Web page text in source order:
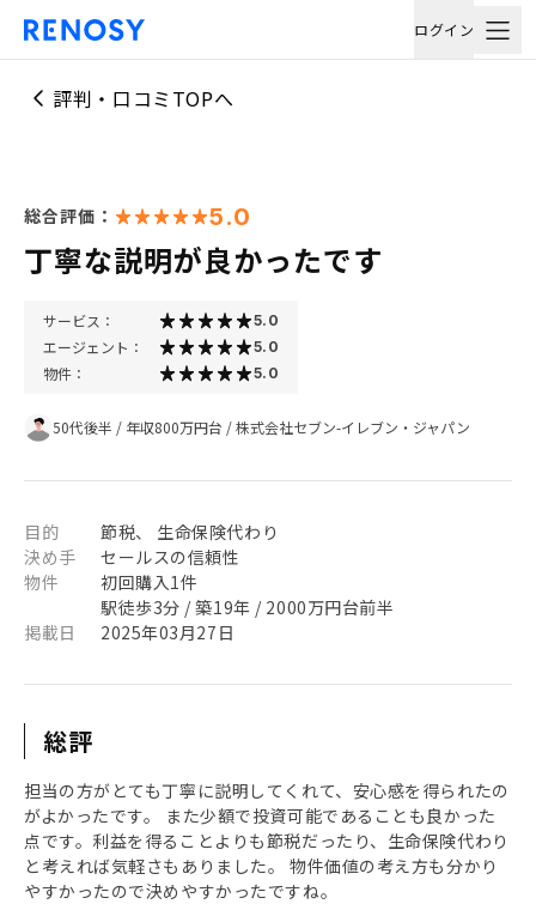
ログイン
評判・口コミTOPへ
総合評価： 5.0
丁寧な説明が良かったです
サービス： 5.0
エージェント： 5.0
物件： 5.0
50代後半 / 年収800万円台 /株式会社セブン-イレブン・ジャパン
目的
節税、 生命保険代わり
決め手
セールスの信頼性
物件
初回購入1件
駅徒歩3分 / 築19年 / 2000万円台前半
掲載日
2025年03月27日
総評
担当の方がとても丁寧に説明してくれて、安心感を得られたの
がよかったです。 また少額で投資可能であることも良かった
点です。利益を得ることよりも節税だったり、生命保険代わり
と考えれば気軽さもありました。 物件価値の考え方も分かり
やすかったので決めやすかったですね。